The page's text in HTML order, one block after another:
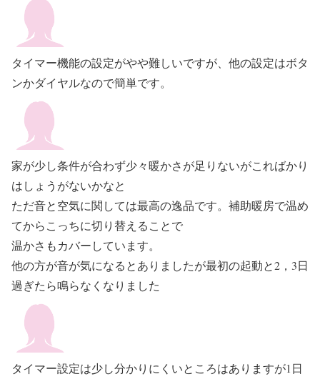
タイマー機能の設定がやや難しいですが、他の設定はボタ
ンかダイヤルなので簡単です。
家が少し条件が合わず少々暖かさが足りないがこればかり
はしょうがないかなと
ただ音と空気に関しては最高の逸品です。補助暖房で温め
てからこっちに切り替えることで
温かさもカバーしています。
他の方が音が気になるとありましたが最初の起動と2，3日
過ぎたら鳴らなくなりました
タイマー設定は少し分かりにくいところはありますが1日